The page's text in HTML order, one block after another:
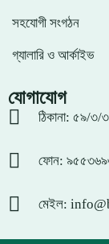
সহযোগী সংগঠন
গ্যালারি ও আর্কাইভ
যোগাযোগ
ঠিকানা: ৫৯/৩/
ফোন:
মেইল: